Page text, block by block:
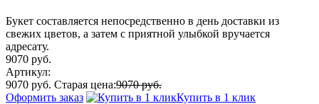
Букет составляется непосредственно в день доставки из
свежих цветов, а затем с приятной улыбкой вручается
адресату.
9070 руб.
Артикул:
9070 руб. Старая цена:9070 руб.
Оформить заказ
Купить в 1 клик